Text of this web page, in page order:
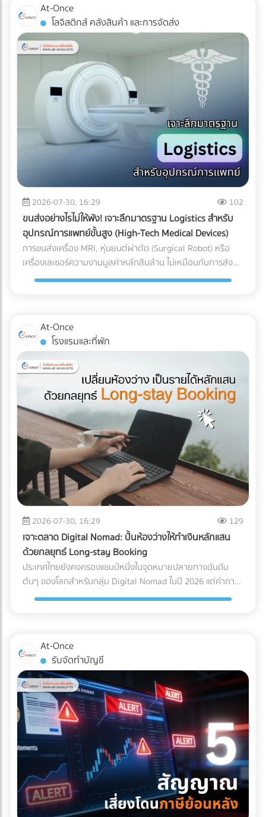
Supply Chain นวัตกรรมเปลี่ยนเกม: Solar Hybrid +
Industrial ESS ทำงานอย่างไร? ระบบนี้คือการรวมร่างกัน
ระหว่าง แผงโซลาร์เซลล์ (ผลิตไฟ) + อินเวอร์เตอร์แบบไฮบริด
(สลับแหล่งจ่ายไฟ) + แบตเตอรี่อุตสาหกรรม (กักเก็บไฟ) เมื่อมี
ระบบ Industrial ESS เข้ามา โรงงานของคุณจะเสมือนมี UPS
(เครื่องสำรองไฟ) ขนาดยักษ์คอยคุ้มกัน โดยระบบจะทำงานแบบไร้
รอยต่อ (Seamless Transition) เมื่อไฟจากการไฟฟ้าดับหรือ
กระชาก ระบบจะสลับไปดึงกระแสไฟจากแบตเตอรี่มาจ่ายให้
เครื่องจักรสำคัญ (Critical Loads) ทันทีในระดับเสี้ยววินาที ทำให้
สายการผลิตเดินหน้าต่อไปได้โดยที่เครื่องจักรไม่สะดุด ทำไมปี
2026 ถึงเป็น "จังหวะทอง" ในการลงทุนระบบ ESS? หากย้อน
กลับไปช่วงปี 2021-2022 แบตเตอรี่อุตสาหกรรมยังมีราคาสูงลิ่ว
จนหลายโรงงานถอดใจ แต่ในยุค 2026 เกมได้เปลี่ยนไปแล้วด้วย
ปัจจัยเหล่านี้: ราคาแบตเตอรี่ LFP ลดลงอย่างมีนัยสำคัญ:
เทคโนโลยีแบตเตอรี่ Lithium Iron Phosphate (LiFePO4)
สำหรับอุตสาหกรรม มีการผลิตในสเกลที่ใหญ่ขึ้นมาก ทำให้ราคา
ต่อกิโลวัตต์-ชั่วโมง (kWh) ถูกลงกว่าอดีตเกือบ 40% แถมยังมี
ความปลอดภัยสูง ไม่ติดไฟง่าย และอายุการใช้งานยาวนานกว่า
10,000 ไซเคิล (อ้างอิงจากรายงาน Bloomberg) ระบบ Peak
Shaving หั่นค่าไฟ TOU แบบอัจฉริยะ: โรงงานส่วนใหญ่ใช้ค่าไฟ
ในช่วงเวลานี้ เพื่อกดกราฟการใช้ไฟ (Peak Demand) ลง ช่วย
ลดค่า Demand Charge ในบิลค่าไฟได้อย่างมหาศาล ปลดล็อก
ข้อจำกัดทางกฎหมายและภาษี: ภาครัฐและ BOI มีการสนับสนุน
สิทธิประโยชน์ทางภาษีที่ชัดเจนขึ้น สำหรับการลงทุนด้านพลังงาน
สะอาดและการจัดการพลังงาน ทำให้ระยะเวลาคืนทุนสั้นลง
ประเมินความคุ้มค่า: สรุปแล้วคุ้มทุนหรือไม่? เพื่อความเข้าใจที่
ชัดเจน ลองดูตารางเปรียบเทียบระหว่างระบบเดิมกับระบบใหม่
ครับ คำตอบคือ: "คุ้มค่าอย่างแน่นอน" หากโรงงานของคุณจัด
อยู่ในกลุ่มที่มูลค่าความเสียหายจากไฟดับ 1 ครั้ง มีมูลค่าสูง (เช่น
โรงงานพลาสติก, เซมิคอนดักเตอร์, อาหารแช่แข็ง, ยาและ
เวชภัณฑ์) การมีระบบ Industrial ESS จะเปรียบเสมือนการซื้อ
"ประกันภัยความเสี่ยงทางธุรกิจ" ที่แถมโบนัสเป็นการช่วยหั่นค่าไฟ
ในทุกๆ เดือน ยกระดับโรงงานสู่ความยั่งยืนแบบไม่มีสะดุด ในปี
2026 การติดตั้ง Solar Cell สำหรับธุรกิจ B2B ไม่ได้จบแค่เรื่อง
การลดค่าไฟ แต่คือการบริหารความเสี่ยง (Risk Management)
และตอบรับกระแสลดคาร์บอน (ESG/Carbon Footprint) เพื่อ
รักษาความสามารถในการแข่งขันบนเวทีโลก การออกแบบระบบ
Solar Hybrid และ Industrial ESS ต้องอาศัยความเชี่ยวชาญ
ทางวิศวกรรมขั้นสูง ทั้งการคำนวณโหลดไฟฟ้า การเลือกขนาด
แบตเตอรี่ และการขออนุญาตขนานไฟอย่างถูกต้อง หากคุณเป็น
บริษัทรับติดตั้งโซลาร์เซลล์อุตสาหกรรมชั้นนำของประเทศไทยได้
ฟรีที่ At-once แพลตฟอร์มที่เชื่อมโยงธุรกิจ B2B ให้เจอกับพาร์ท
เนอร์ตัวจริง ช่วยให้โรงงานของคุณเดินหน้าต่อได้อย่างมั่นคง
และไม่มีวันสะดุด!
เทคโนโลยี Web-AR (Web-based Augmented Reality) Web-
AR: สัมผัสประสบการณ์ 3D โดยไม่ต้องโหลดแอปฯ ข้อเสียของ
การทำ AR ในอดีตคือลูกค้าต้องเสียเวลาดาวน์โหลด
แอปพลิเคชัน (App-based AR) ซึ่งสร้างความรำคาญใจ แต่
Web-AR ทลายข้อจำกัดนั้นทิ้งไป เพียงแค่ลูกค้าใช้กล้องสมาร์ต
โฟนสแกน QR Code บนโบรชัวร์ โมเดล 3D ของเครื่องจักรของ
คุณก็สามารถลอยขึ้นมาบนโต๊ะประชุมของพวกเขาได้ทันที! ทำไม
ธุรกิจ B2B ถึงควรใช้ Web-AR ในสื่อสิ่งพิมพ์? ย่อของใหญ่ ให้มา
อยู่บนโต๊ะประชุม: คุณไม่สามารถพกเครื่องจักรหนัก 2 ตันไปเสนอ
ขายลูกค้าได้ แต่ Web-AR ช่วยให้ลูกค้าซูมดูรายละเอียด รวมถึง
กลไกภายใน และหมุนดูสินค้าได้ 360 องศาผ่านมือถือหรือ Tablet
เปลี่ยนสิ่งพิมพ์ให้วัดผลได้ (Measurable ROI): โบรชัวร์ปกติเรา
ไม่รู้เลยว่าลูกค้าอ่านหน้าไหน แต่ Web-AR สามารถเก็บ Data ได้
ว่าลูกค้าสแกน QR Code จากพื้นที่ไหน สแกนกี่ครั้ง และใช้เวลาดู
โมเดล 3D นานเท่าไร สร้าง Wow Experience ทันที: ผู้บริหาร
B2B มีเวลาจำกัด การทำให้พวกเขา "ว้าว" ตั้งแต่ 10 วินาทีแรกที่
เห็นสินค้า ช่วยเพิ่มโอกาสในการขอเข้าพบ (Pitching) ได้มหาศาล
การลงทุนทำ Web-AR บนแคตตาล็อกสินค้าเพียงครั้งเดียว
สามารถนำไปใช้งานซ้ำได้ทั้งในงานอีเวนต์ (Exhibition) และการ
ส่ง Direct Mail ไปหาลูกค้าระดับ VIP พร้อมที่จะฉีกกฎการทำสื่อ
Marketing Agency และผู้เชี่ยวชาญด้านการพัฒนา Web-AR
และ 3D Model ที่พร้อมเปลี่ยนโบรชัวร์ของคุณให้กลายเป็น
พนักงานขายมือทอง ค้นหาพาร์ทเนอร์ที่ใช่ได้เลยวันนี้! ที่นี่!
At-Once
โลจิสติกส์ คลังสินค้า และการจัดส่ง
2026-07-30, 16:29 102
ขนส่งอย่างไรไม่ให้พัง! เจาะลึกมาตรฐาน Logistics สำหรับ
อุปกรณ์การแพทย์ขั้นสูง (High-Tech Medical Devices)
การขนส่งเครื่อง MRI, หุ่นยนต์ผ่าตัด (Surgical Robot) หรือ
เครื่องเลเซอร์ความงามมูลค่าหลักสิบล้าน ไม่เหมือนกับการส่ง
พัสดุทั่วไป เพราะความเสียหายของเครื่องมือแพทย์ขั้นสูงเหล่านี้
มิลลิเมตรเดียวส่งผลโดยตรงต่อการวินิจฉัยโรคและชีวิตของผู้
ป่วย หากเกิดความเสียหายระหว่างขนส่ง นอกจากประกันสินค้า
อาจขาดแล้ว ความน่าเชื่อถือขององค์กรก็จะลดลงทันที บทความ
นี้จะพาคุณไปเจาะลึกความเสี่ยง และมาตรฐาน Logistics ที่ธุรกิจ
เครื่องมือแพทย์ต้องรู้ในปี 2026 ครับ 3 ความเสี่ยงแฝงที่เครื่อง
มือแพทย์ต้องเผชิญระหว่างขนส่ง การใช้รถบรรทุกธรรมดาเพื่อ
ขนส่งอุปกรณ์ที่เปราะบาง ถือเป็นการรับความเสี่ยงที่ได้ไม่คุ้มเสีย
นี่คือ 3 ปัญหาหลักที่มักทำให้อุปกรณ์พังจากภายใน: แรงสั่น
สะเทือน (Vibration & Micro-shocks): เลนส์ เลเซอร์ และ
เซนเซอร์ภายในอุปกรณ์มีความเปราะบางสูงมาก แรงสั่นสะเทือน
จากพื้นถนนที่ไม่ราบเรียบสม่ำเสมอ สามารถทำให้แผงวงจรหลวม
หรือระบบเซนเซอร์รวนได้โดยที่ภายนอกยังดูปกติสมบูรณ์ การ
เปลี่ยนแปลงอุณหภูมิและความชื้น (Temperature & Humidity
Excursions): อุปกรณ์อิเล็กทรอนิกส์ทางการแพทย์หลายชนิดมี
ข้อกำหนดเรื่องอุณหภูมิที่ชัดเจน การอยู่ในตู้ขนส่งที่ร้อนอบอ้า
วนานๆ หรือเจอความชื้นสูง อาจทำให้เกิดสนิม คราบตะกรัน หรือ
ไฟฟ้าลัดวงจรเมื่อเปิดใช้งาน การเอียงและการกระแทก (Tilt &
Drop): เครื่องมือขนาดใหญ่บางชนิดถูกระบุไว้ในคู่มือวิศวกรรม
เลยว่า "ห้ามเอียงเกินกี่องศา" การใช้พนักงานยกของ (Porter)
ทั่วไปที่ไม่มีความเชี่ยวชาญ อาจทำให้สารทำความเย็นรั่วไหล หรือ
บริการขนส่ง (3PL) ระดับพรีเมียมที่จะมาดูแลสินค้าหลักล้านของ
คุณ ควรต้องมีคุณสมบัติและเทคโนโลยีที่ออกแบบมาเพื่อการ
แพทย์โดยเฉพาะ ดังนี้: รถขนส่งระบบกันสะเทือนแบบถุงลม (Air-
Ride Suspension): นี่คือหัวใจสำคัญ! ต้องใช้รถบรรทุกที่ติดตั้ง
ช่วงล่างแบบถุงลมเท่านั้น เพื่อดูดซับแรงสั่นสะเทือนและแรง
กระแทกจากพื้นถนนให้เหลือน้อยที่สุด คุ้มครองเซนเซอร์ภายใน
เครื่องจักรให้อยู่ในสภาพ 100% บริการ White Glove Service:
การขนส่งระดับนี้ไม่ได้จบแค่การดรอปของไว้หน้าประตูโรง
พยาบาล แต่ทีมขนส่งต้องมีความเชี่ยวชาญในการแกะกล่อง
(Unpacking) นำเครื่องมือเข้าไปติดตั้งยังห้องปฏิบัติการที่ซับ
ซ้อน และจัดการนำขยะบรรจุภัณฑ์กลับไปทิ้งอย่างถูกวิธี
มาตรฐานคุณภาพระดับสากล (Certifications): พาร์ทเนอร์ด้าน
At-Once
โรงแรมและที่พัก
2026-07-30, 16:29 129
เจาะตลาด Digital Nomad: ปั้นห้องว่างให้ทำเงินหลักแสน
ด้วยกลยุทธ์ Long-stay Booking
ประเทศไทยยังคงครองแชมป์หนึ่งในจุดหมายปลายทางอันดับ
ต้นๆ ของโลกสำหรับกลุ่ม Digital Nomad ในปี 2026 แต่คำถาม
ที่น่าสนใจคือ... ทำไมรายได้มหาศาลจากคนกลุ่มนี้ ถึงไปตกอยู่กับ
Agencies) และขายห้องพักแบบ "รายวัน" ซึ่งไม่ตอบโจทย์ชาว
Nomad ที่ต้องการพำนักระยะยาว (1-6 เดือน) หากคุณเป็น
เจ้าของโรงแรมหรือผู้บริหารที่ต้องการเพิ่ม Occupancy Rate
โดยเฉพาะในช่วง Low Season นี่คือจังหวะทองในการปรับ
กลยุทธ์ครับ ทำไมการตลาดแบบเดิมถึงปิดการขายกลุ่ม Nomad
ไม่ได้? พฤติกรรมการจองที่พักของกลุ่ม Digital Nomad นั้นต่าง
จากนักท่องเที่ยวทั่วไปอย่างสิ้นเชิง พวกเขาไม่ได้มองหาสระว่าย
น้ำสวยๆ หรืออาหารเช้าแบบบุฟเฟต์เป็นอันดับแรก แต่พวกเขา
กำลังมองหา "ออฟฟิศส่วนตัวที่พักผ่อนได้" 3 กลยุทธ์เปลี่ยน
โรงแรมให้เป็น Nomad Hub ที่ทำกำไรสูงสุด หากต้องการดึงดูด
ลูกค้ากลุ่มนี้ให้ยอมจ่ายเงินหลักหมื่นถึงหลักแสนเพื่อเข้าพักระยะ
ยาว คุณต้องปรับแต่งการนำเสนอใหม่ ดังนี้: 1. สร้าง Landing
At-Once
รับจัดทำบัญชี